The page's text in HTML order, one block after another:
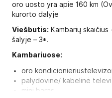
oro uosto yra apie 160 km
kurorto dalyje
Viešbutis: Kambarių
šalyje – 3*.
Kambariuose:
oro
palydovinė/ kabelinė
mini baras